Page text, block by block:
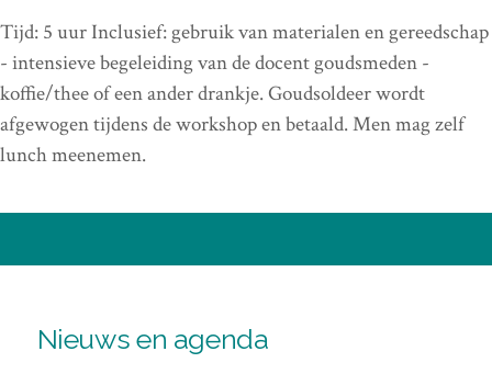
Tijd: 5 uur Inclusief: gebruik van materialen en gereedschap
- intensieve begeleiding van de docent goudsmeden -
koffie/thee of een ander drankje. Goudsoldeer wordt
afgewogen tijdens de workshop en betaald. Men mag zelf
lunch meenemen.
Nieuws en agenda